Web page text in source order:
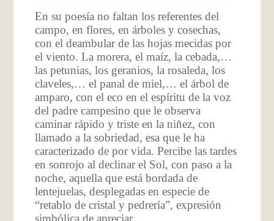
En su poesía no faltan los referentes del
campo, en flores, en árboles y cosechas,
con el deambular de las hojas mecidas por
el viento. La morera, el maíz, la cebada,…
las petunias, los geranios, la rosaleda, los
claveles,… el panal de miel,… el árbol de
amparo, con el eco en el espíritu de la voz
del padre campesino que le observa
caminar rápido y triste en la niñez, con
llamado a la sobriedad, esa que le ha
caracterizado de por vida. Percibe las tardes
en sonrojo al declinar el Sol, con paso a la
noche, aquella que está bordada de
lentejuelas, desplegadas en especie de
“retablo de cristal y pedrería”, expresión
simbólica de apreciar.